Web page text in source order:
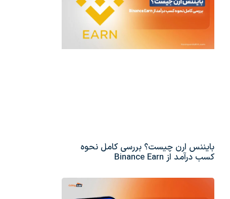
بایننس ارن چیست؟ بررسی کامل نحوه
کسب درآمد از Binance Earn